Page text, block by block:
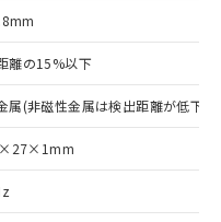
離の15%以下
属(非磁性金属は検出距離が低下し